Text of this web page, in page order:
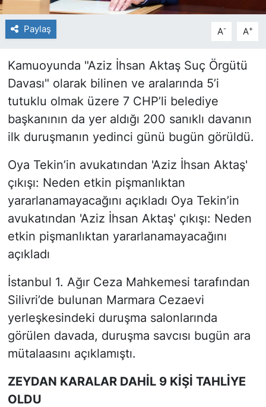
Paylaş A- A+
Kamuoyunda "Aziz İhsan Aktaş Suç Örgütü
Davası" olarak bilinen ve aralarında 5’i
tutuklu olmak üzere 7 CHP’li belediye
başkanının da yer aldığı 200 sanıklı davanın
ilk duruşmanın yedinci günü bugün görüldü.
Oya Tekin’in avukatından 'Aziz İhsan Aktaş'
çıkışı: Neden etkin pişmanlıktan
yararlanamayacağını açıkladı Oya Tekin’in
avukatından 'Aziz İhsan Aktaş' çıkışı: Neden
etkin pişmanlıktan yararlanamayacağını
açıkladı
İstanbul 1. Ağır Ceza Mahkemesi tarafından
Silivri’de bulunan Marmara Cezaevi
yerleşkesindeki duruşma salonlarında
görülen davada, duruşma savcısı bugün ara
mütalaasını açıklamıştı.
ZEYDAN KARALAR DAHİL 9 KİŞİ TAHLİYE
OLDU